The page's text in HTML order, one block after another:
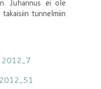
Juhannus ei ole
tunnelmiin